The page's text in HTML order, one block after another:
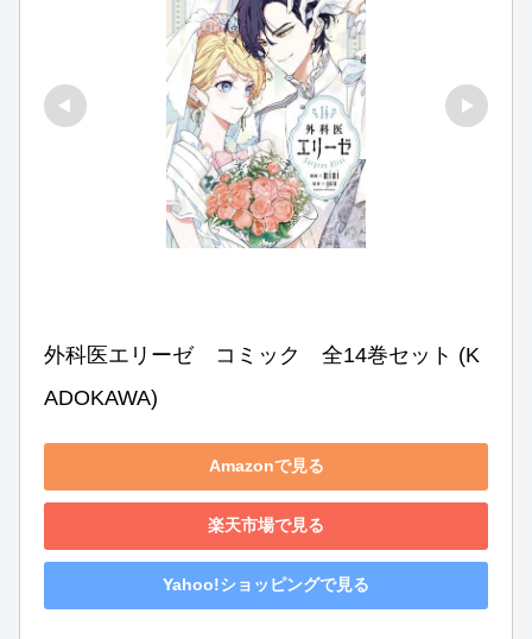
外科医エリーゼ　コミック　全14巻セット (K
ADOKAWA)
Amazonで見る
楽天市場で見る
Yahoo!ショッピングで見る